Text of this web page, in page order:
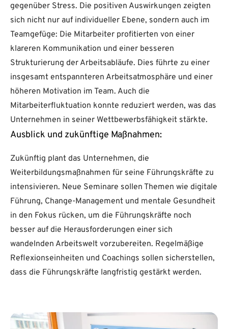
gegenüber Stress. Die positiven Auswirkungen zeigten
sich nicht nur auf individueller Ebene, sondern auch im
Teamgefüge: Die Mitarbeiter profitierten von einer
klareren Kommunikation und einer besseren
Strukturierung der Arbeitsabläufe. Dies führte zu einer
insgesamt entspannteren Arbeitsatmosphäre und einer
höheren Motivation im Team. Auch die
Mitarbeiterfluktuation konnte reduziert werden, was das
Unternehmen in seiner Wettbewerbsfähigkeit stärkte.
Ausblick und zukünftige Maßnahmen:
Zukünftig plant das Unternehmen, die
Weiterbildungsmaßnahmen für seine Führungskräfte zu
intensivieren. Neue Seminare sollen Themen wie digitale
Führung, Change-Management und mentale Gesundheit
in den Fokus rücken, um die Führungskräfte noch
besser auf die Herausforderungen einer sich
wandelnden Arbeitswelt vorzubereiten. Regelmäßige
Reflexionseinheiten und Coachings sollen sicherstellen,
dass die Führungskräfte langfristig gestärkt werden.